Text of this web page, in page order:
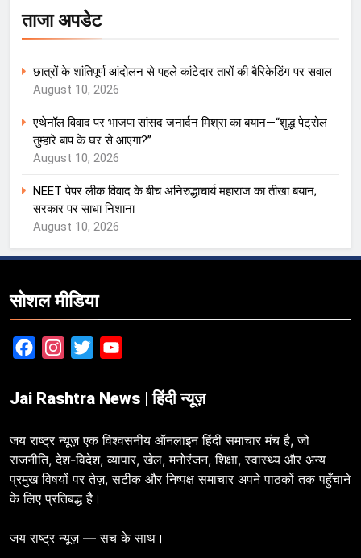
ताजा अपडेट
छात्रों के शांतिपूर्ण आंदोलन से पहले कांटेदार तारों की बैरिकेडिंग पर सवाल
August 10, 2026
एथेनॉल विवाद पर भाजपा सांसद जनार्दन मिश्रा का बयान—“शुद्ध पेट्रोल
तुम्हारे बाप के घर से आएगा?”
August 10, 2026
NEET पेपर लीक विवाद के बीच अनिरुद्धाचार्य महाराज का तीखा बयान;
सरकार पर साधा निशाना
August 10, 2026
सोशल मीडिया
FacebookInstagram
Twitter
Jai Rashtra News | हिंदी न्यूज़
जय राष्ट्र न्यूज़ एक विश्वसनीय ऑनलाइन हिंदी समाचार मंच है, जो
राजनीति, देश-विदेश, व्यापार, खेल, मनोरंजन, शिक्षा, स्वास्थ्य और अन्य
प्रमुख विषयों पर तेज़, सटीक और निष्पक्ष समाचार अपने पाठकों तक पहुँचाने
के लिए प्रतिबद्ध है।
जय राष्ट्र न्यूज़ — सच के साथ।